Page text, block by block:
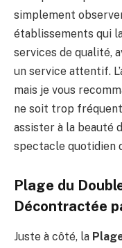
simplement
établissements qui
services de qualité,
un service attentif.
mais je vous
ne soit trop
assister à la beauté
spectacle quotidien
Plage du
Décontractée
Juste à côté, la